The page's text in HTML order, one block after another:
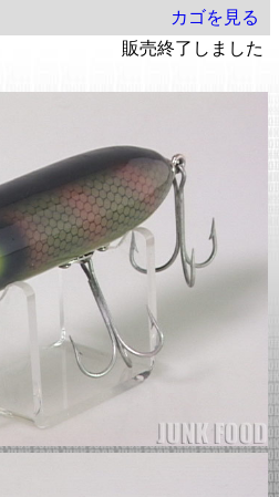
カゴを見る
販売終了しました